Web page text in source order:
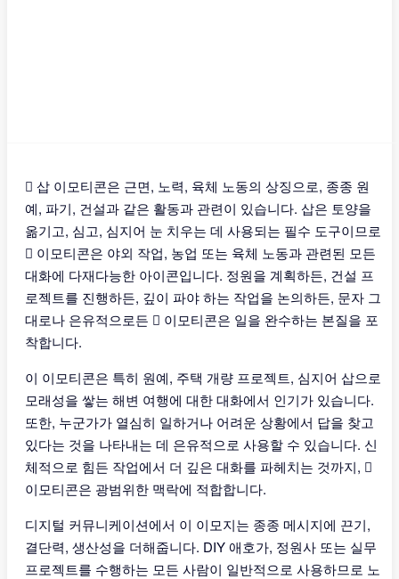
🪏 삽 이모티콘은 근면, 노력, 육체 노동의 상징으로, 종종 원
예, 파기, 건설과 같은 활동과 관련이 있습니다. 삽은 토양을
옮기고, 심고, 심지어 눈 치우는 데 사용되는 필수 도구이므로
🪏 이모티콘은 야외 작업, 농업 또는 육체 노동과 관련된 모든
대화에 다재다능한 아이콘입니다. 정원을 계획하든, 건설 프
로젝트를 진행하든, 깊이 파야 하는 작업을 논의하든, 문자 그
대로나 은유적으로든 🪏 이모티콘은 일을 완수하는 본질을 포
착합니다.
이 이모티콘은 특히 원예, 주택 개량 프로젝트, 심지어 삽으로
모래성을 쌓는 해변 여행에 대한 대화에서 인기가 있습니다.
또한, 누군가가 열심히 일하거나 어려운 상황에서 답을 찾고
있다는 것을 나타내는 데 은유적으로 사용할 수 있습니다. 신
체적으로 힘든 작업에서 더 깊은 대화를 파헤치는 것까지, 🪏
이모티콘은 광범위한 맥락에 적합합니다.
디지털 커뮤니케이션에서 이 이모지는 종종 메시지에 끈기,
결단력, 생산성을 더해줍니다. DIY 애호가, 정원사 또는 실무
프로젝트를 수행하는 모든 사람이 일반적으로 사용하므로 노